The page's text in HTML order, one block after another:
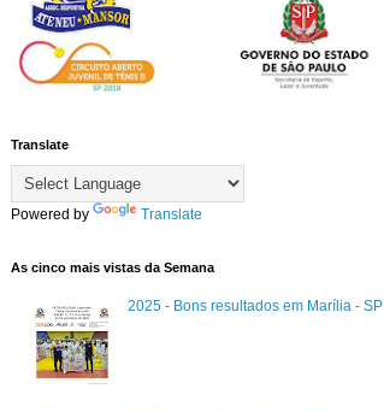
Translate
Powered by Translate
As cinco mais vistas da Semana
2025 - Bons resultados em Marília - SP